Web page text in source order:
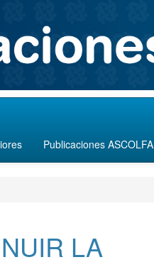
Publicaciones ASCOLFA
LA